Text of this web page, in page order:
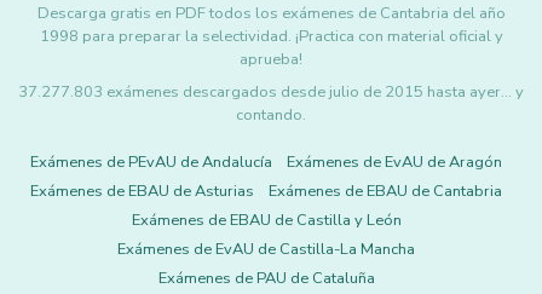
Descarga gratis en PDF todos los exámenes de Cantabria del año
1998 para preparar la selectividad. ¡Practica con material oficial y
aprueba!
37.277.803 exámenes descargados desde julio de 2015 hasta ayer... y
contando.
Exámenes de PEvAU de Andalucía
Exámenes de EvAU de Aragón
Exámenes de EBAU de Asturias
Exámenes de EBAU de Cantabria
Exámenes de EBAU de Castilla y León
Exámenes de EvAU de Castilla-La Mancha
Exámenes de PAU de Cataluña